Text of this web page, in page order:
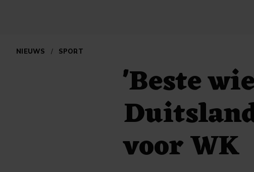
NIEUWS / SPORT
'Beste
voor WK